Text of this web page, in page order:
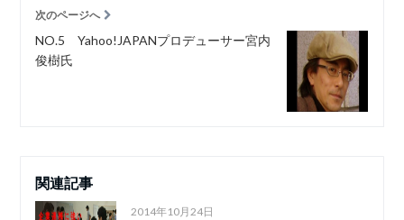
次のページへ
NO.5 Yahoo!JAPANプロデューサー宮内
俊樹氏
関連記事
2014年10月24日